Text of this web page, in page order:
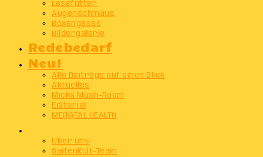
Lesefutter
Augenschmaus
Boxengasse
Bildergalerie
Redebedarf
Neu!
Alle Beiträge auf einen Blick
Aktuelles
Micks Mush-Room
Editorial
ME(N)TAL HEALTH
Über uns
SaitenKult-Team